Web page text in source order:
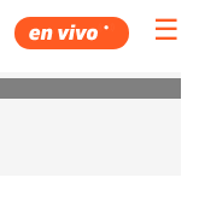
☰